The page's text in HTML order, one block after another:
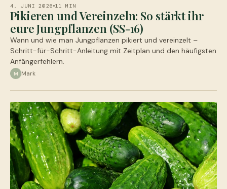
4. JUNI 2026 11 MIN
Pikieren und Vereinzeln: So stärkt ihr
eure Jungpflanzen (SS-16)
Wann und wie man Jungpflanzen pikiert und vereinzelt –
Schritt-für-Schritt-Anleitung mit Zeitplan und den häufigsten
Anfängerfehlern.
M Mark